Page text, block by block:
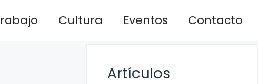
Cultura Eventos Contacto
Artículos